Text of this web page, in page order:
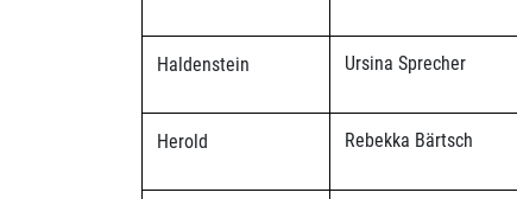
Haldenstein Ursina Sprecher
Herold Rebekka Bärtsch